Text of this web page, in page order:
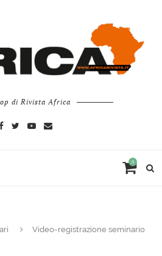
di Rivista Africa
0
Video-registrazione seminario